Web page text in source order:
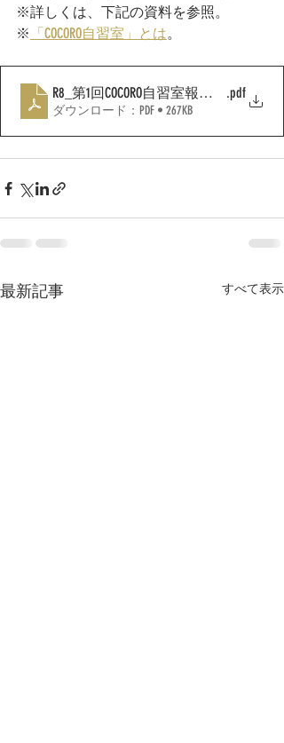
※詳しくは、下記の資料を参照。
※ 「COCORO自習室」とは。
R8_第1回COCORO自習室報告2026.6月
.pdf
ダウンロード：PDF • 267KB
最新記事 すべて表示